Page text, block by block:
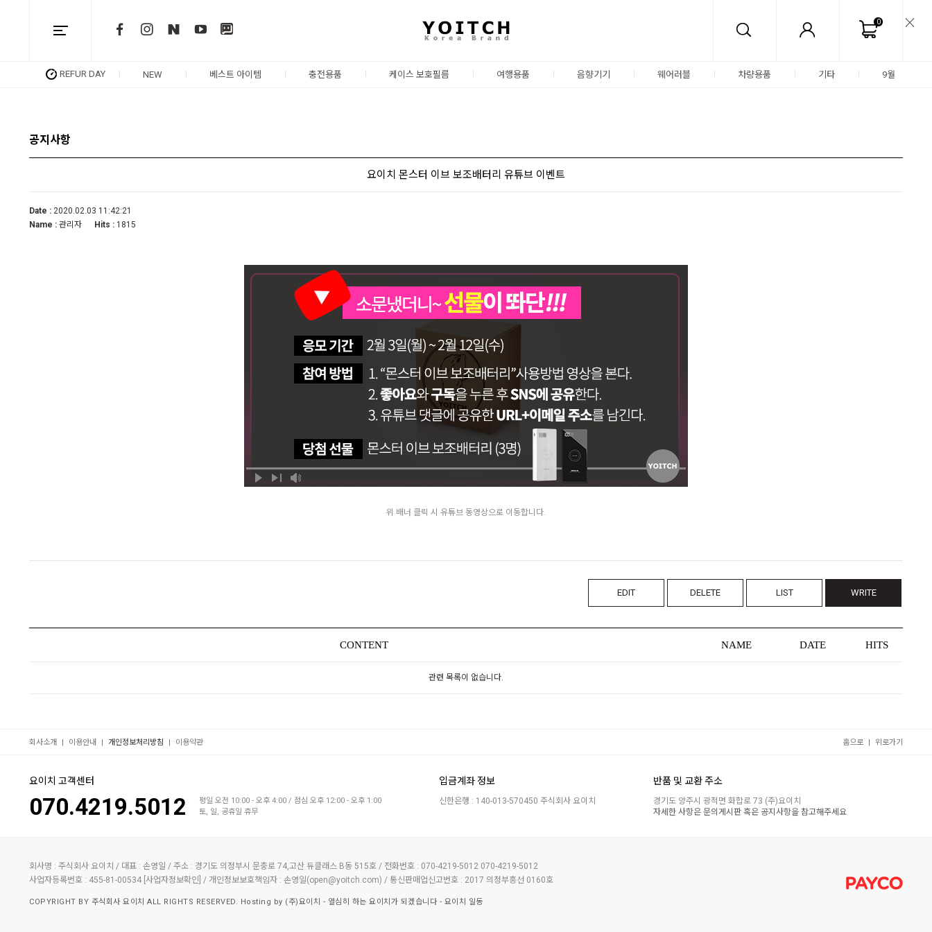
0
REFUR DAY NEW 베스트 아이템 충전용품 케이스 보호필름 여행용품 음향기기 웨어러블 차량용품 기타 9월
공지사항
요이치 몬스터 이브 보조배터리 유튜브 이벤트
Date : 2020.02.03 11:42:21
Name : 관리자 Hits : 1815
위 배너 클릭 시 유튜브 동영상으로 이동합니다.
EDIT DELETE LIST WRITE
CONTENT NAME DATE HITS
관련 목록이 없습니다.
회사소개 | 이용안내 | 개인정보처리방침 | 이용약관 홈으로 | 위로가기
요이치 고객센터
070.4219.5012
평일 오전 10:00 - 오후 4:00 / 점심 오후 12:00 - 오후 1:00
토, 일, 공휴일 휴무
입금계좌 정보
신한은행 : 140-013-570450 주식회사 요이치
반품 및 교환 주소
경기도 양주시 광적면 화합로 73 (주)요이치
자세한 사항은 문의게시판 혹은 공지사항을 참고해주세요
회사명 : 주식회사 요이치 / 대표 : 손영일 / 주소 : 경기도 의정부시 문충로 74,고산 듀클래스 B동 515호 / 전화번호 : 070-4219-5012 070-4219-5012
사업자등록번호 : 455-81-00534 [사업자정보확인] / 개인정보보호책임자 : 손영일(open@yoitch.com) / 통신판매업신고번호 : 2017 의정부흥선 0160호
COPYRIGHT BY 주식회사 요이치 ALL RIGHTS RESERVED. Hosting by (주)요이치 - 열심히 하는 요이치가 되겠습니다 - 요이치 일동